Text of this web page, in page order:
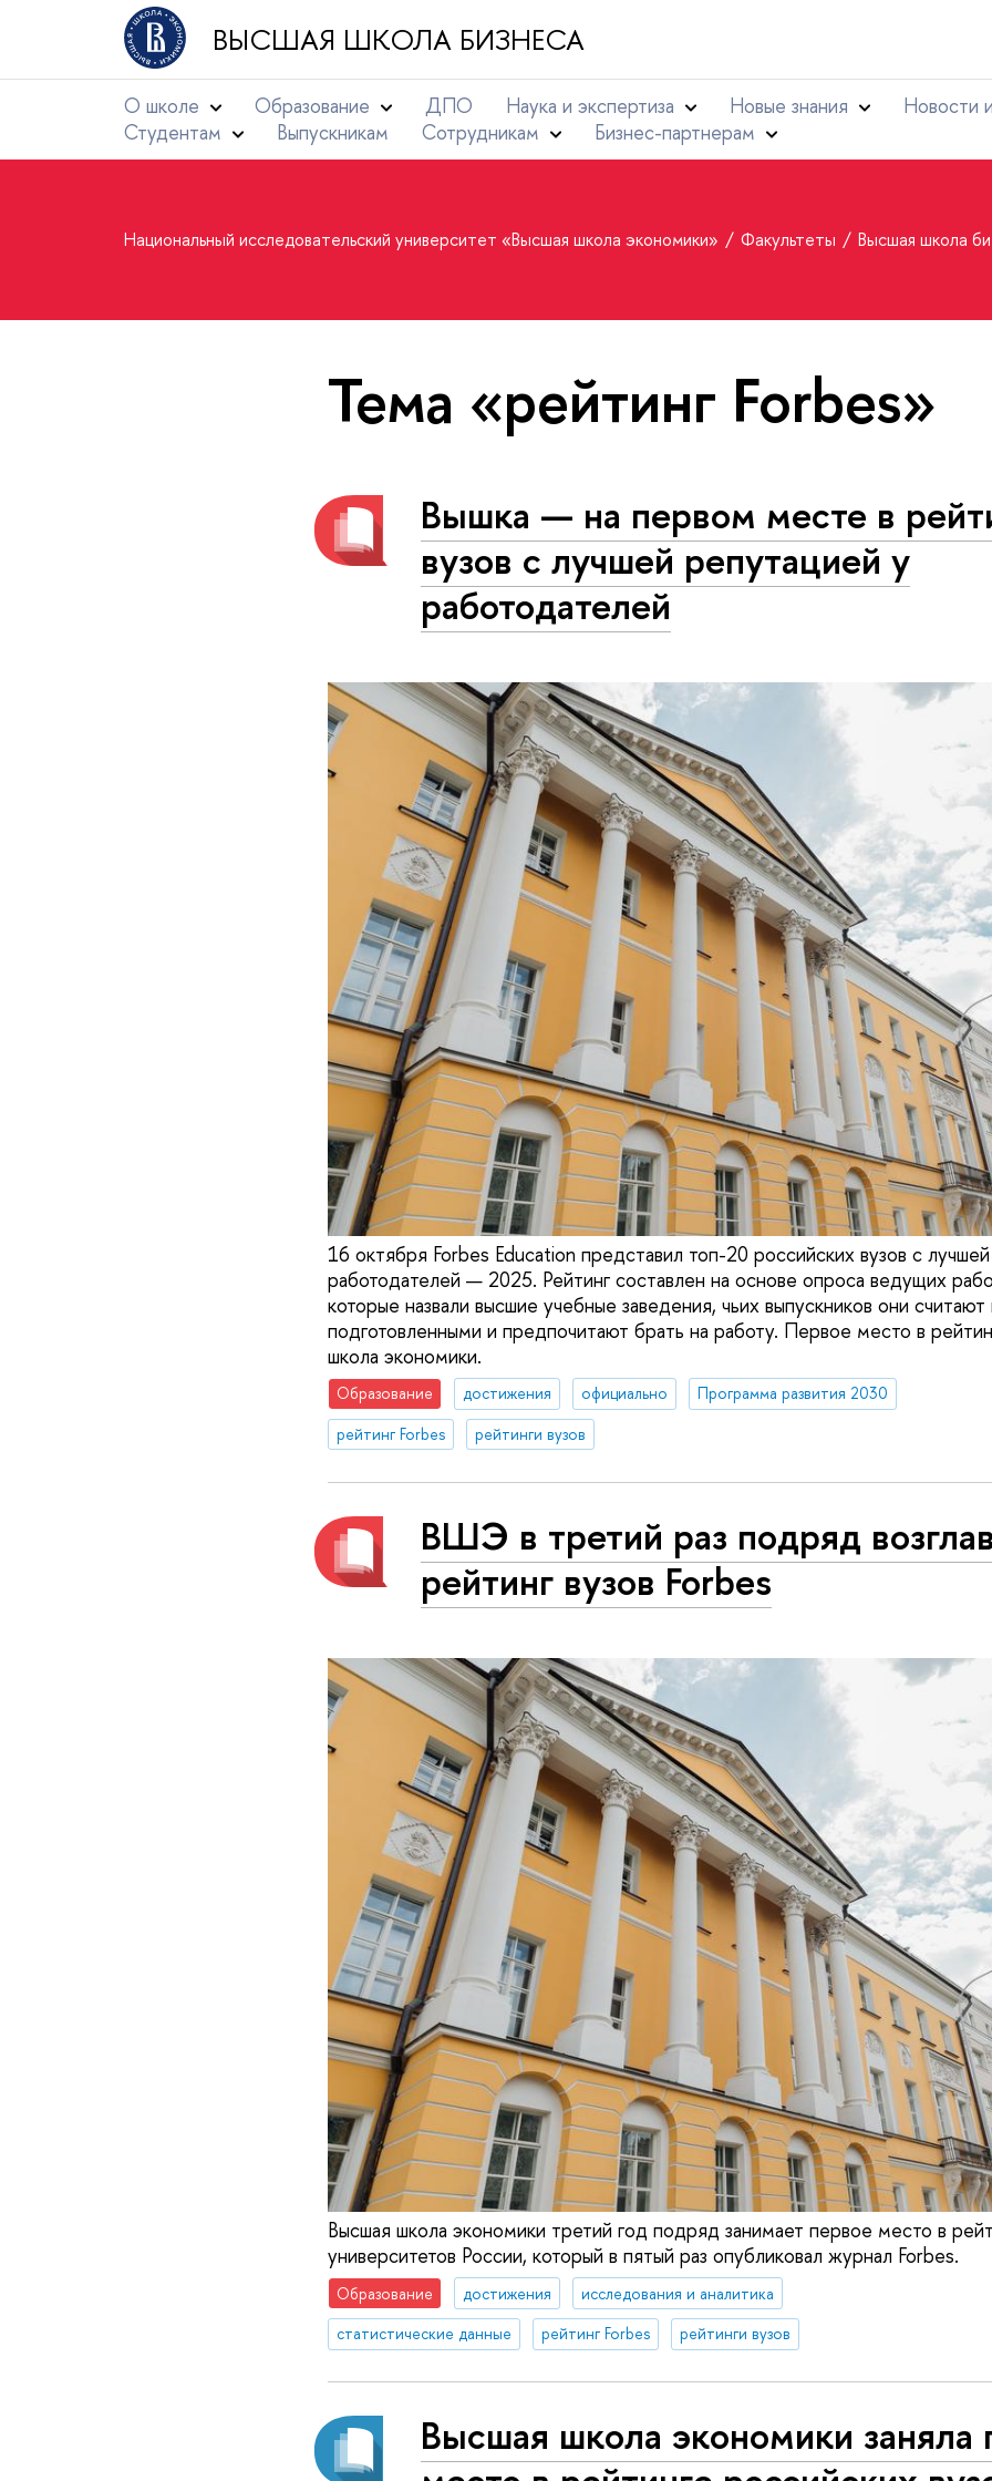
ВЫСШАЯ ШКОЛА БИЗНЕСА
О школе Образование ДПО Наука и экспертиза Новые знания
Новости
Студентам
Выпускникам Сотрудникам Бизнес-партнерам
Национальный исследовательский университет «Высшая школа экономики» Факультеты Высшая школа
Тема «рейтинг Forbes»
Вышка — на первом месте в
вузов с лучшей репутацией у
работодателей
16 октября Forbes Education представил топ-20 российских вузов с
работодателей — 2025. Рейтинг составлен на основе опроса ведущих
которые назвали высшие учебные заведения, чьих выпускников они
подготовленными и предпочитают брать на работу. Первое место в
школа экономики.
Образование достижения официально
Программа развития 2030
рейтинг Forbes
рейтинги вузов
ВШЭ в третий раз подряд
рейтинг вузов Forbes
Высшая школа экономики третий год подряд занимает первое место в
университетов России, который в пятый раз опубликовал журнал Forbes.
Образование достижения
исследования и аналитика
статистические данные
рейтинг Forbes рейтинги вузов
Высшая школа экономики заняла